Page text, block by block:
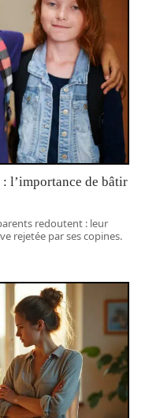
l’importance de bâtir
redoutent : leur
rejetée par ses copines.